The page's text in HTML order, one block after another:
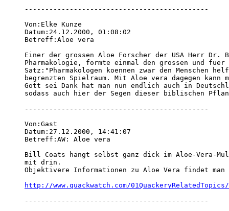
---------------------------------------------
Von:Elke Kunze
Datum:24.12.2000, 01:08:02
Betreff:Aloe vera
Einer der grossen Aloe Forscher der USA Herr
Pharmakologie, formte einmal den grossen und
Satz:"Pharmakologen koennen zwar den Menschen
begrenzten Spielraum. Mit Aloe vera dagegen kann
Gott sei Dank hat man nun endlich auch in
sodass auch hier der Segen dieser biblischen
---------------------------------------------
Von:Gast
Datum:27.12.2000, 14:41:07
Betreff:AW: Aloe vera
Bill Coats hängt selbst ganz dick im Aloe-Vera-
mit drin.
Objektivere Informationen zu Aloe Vera findet
http://www.quackwatch.com/
---------------------------------------------